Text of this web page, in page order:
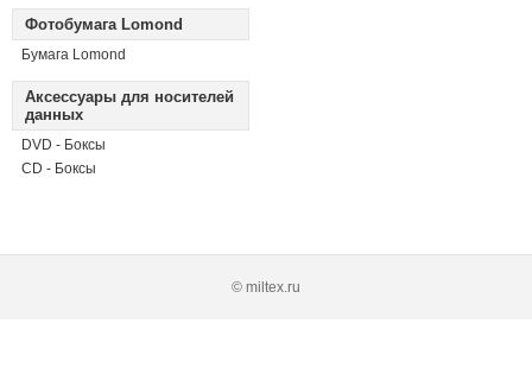
Фотобумага Lomond
Бумага Lomond
Аксессуары для носителей
данных
DVD - Боксы
CD - Боксы
© miltex.ru